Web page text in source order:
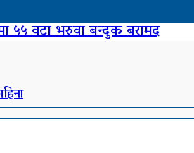
५५ वटा भरुवा बन्दुक बरामद